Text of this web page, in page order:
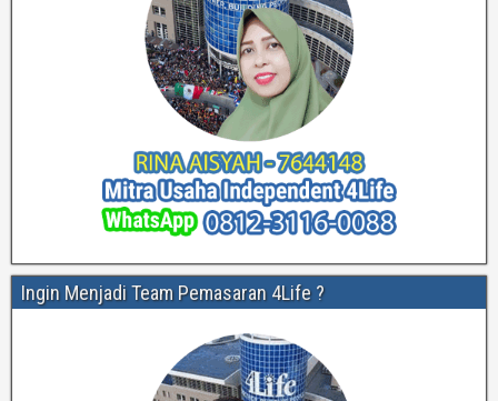
Ingin Menjadi Team Pemasaran 4Life ?